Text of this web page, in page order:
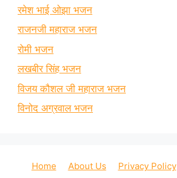
रमेश भाई ओझा भजन
राजनजी महाराज भजन
रोमी भजन
लखबीर सिंह भजन
विजय कौशल जी महाराज भजन
विनोद अग्रवाल भजन
Home About Us Privacy Policy